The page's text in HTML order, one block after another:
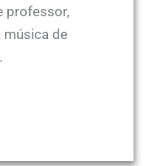
professor,
música de